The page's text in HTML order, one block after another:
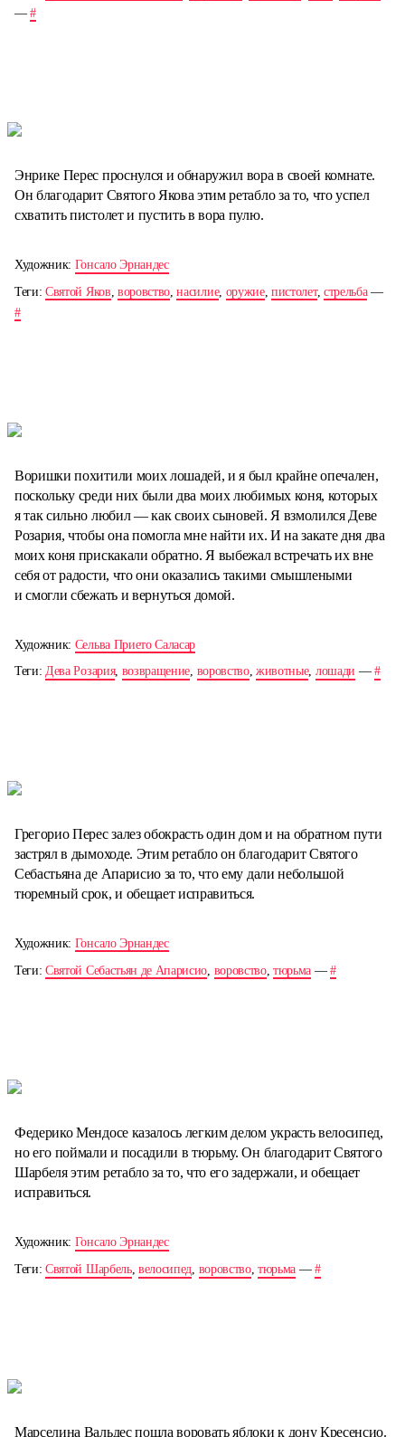
—#
Энрике Перес проснулся и обнаружил вора в своей комнате.
Он благодарит Святого Якова этим ретабло за то, что успел
схватить пистолет и пустить в вора пулю.
Художник: Гонсало Эрнандес
Теги:Святой Яков воровство ,насилие, оружие,пистолет, стрельба—
#
Воришки похитили моих лошадей, и я был крайне опечален,
поскольку среди них были два моих любимых коня, которых
я так сильно любил — как своих сыновей. Я взмолился Деве
Розария, чтобы она помогла мне найти их. И на закате дня два
моих коня прискакали обратно. Я выбежал встречать их вне
себя от радости, что они оказались такими смышлеными
и смогли сбежать и вернуться домой.
Художник: Сельва Прието Саласар
Теги:Дева Розария, возвращение, воровство, животные, лошади — #
Грегорио Перес залез обокрасть один дом и на обратном пути
застрял в дымоходе. Этим ретабло он благодарит Святого
Себастьяна де Апарисио за то, что ему дали небольшой
тюремный срок, и обещает исправиться.
Художник: Гонсало Эрнандес
Теги:Святой Себастьян де Апарисио воровство,тюрьма —#
Федерико Мендосе казалось легким делом украсть велосипед,
но его поймали и посадили в тюрьму. Он благодарит Святого
Шарбеля этим ретабло за то, что его задержали, и обещает
исправиться.
Художник: Гонсало Эрнандес
Теги:Святой Шарбель, велосипед, воровство, тюрьма —#
Марселина Вальдес пошла воровать яблоки к дону Кресенсио.